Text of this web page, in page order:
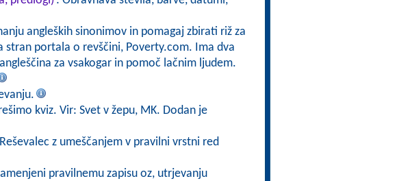
angleških sinonimov in pomagaj zbirati riž za
stran portala o revščini, Poverty.com. Ima dva
za vsakogar in pomoč lačnim ljudem.
kviz. Vir: Svet v žepu, MK. Dodan je
z umeščanjem v pravilni vrstni red
pravilnemu zapisu oz, utrjevanju